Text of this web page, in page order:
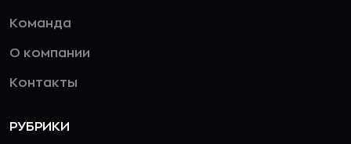
Команда
О компании
Контакты
РУБРИКИ